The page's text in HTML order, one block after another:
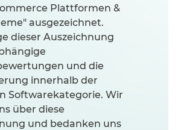
Plattformen &
ausgezeichnet.
dieser Auszeichnung
und die
innerhalb der
Softwarekategorie. Wir
über diese
und bedanken uns